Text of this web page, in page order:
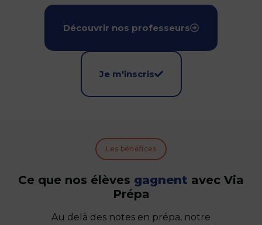
Découvrir nos professeurs
Je m'inscris
Les bénéfices
Ce que nos élèves gagnent avec Via
Prépa
Au delà des notes en prépa, notre